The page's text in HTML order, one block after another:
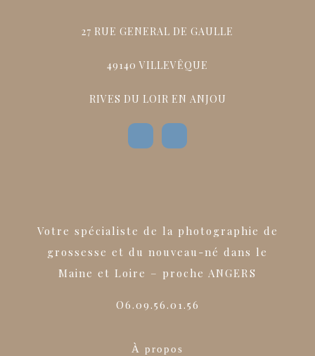
27 RUE GENERAL DE GAULLE
49140 VILLEVÊQUE
RIVES DU LOIR EN ANJOU
Votre spécialiste de la photographie de
grossesse et du nouveau-né dans le
Maine et Loire – proche ANGERS
O6.09.56.01.56
À propos